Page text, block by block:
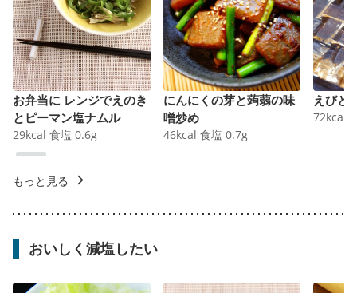
お弁当に レンジでえのき
とピーマン塩ナムル
29kcal 食塩 0.6g
にんにくの芽と蒟蒻の味
噌炒め
46kcal 食塩 0.7g
えびと
72kcal
もっと見る
おいしく減塩したい